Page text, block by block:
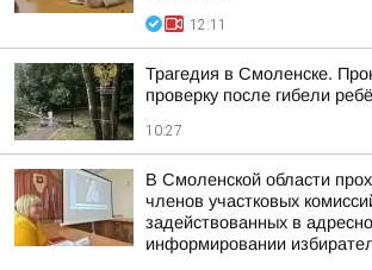
12:11
Трагедия в Смоленске.
проверку после гибели
10:27
В Смоленской области
членов участковых
задействованных в
информировании